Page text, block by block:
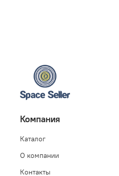
Компания
Каталог
О компании
Контакты